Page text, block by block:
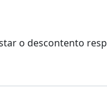
o descontento